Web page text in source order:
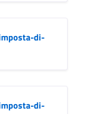
di-
di-